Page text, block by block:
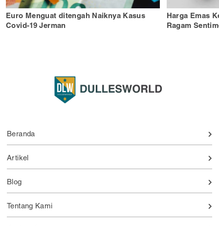
Euro Menguat ditengah Naiknya Kasus
Covid-19 Jerman
Harga Emas
Ragam
Beranda
Artikel
Blog
Tentang Kami